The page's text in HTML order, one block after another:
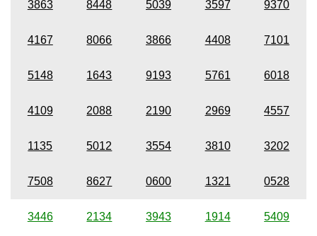
3863 8448 5039 3597 9370
4167 8066 3866 4408 7101
5148 1643 9193 5761 6018
4109 2088 2190 2969 4557
1135 5012 3554 3810 3202
7508 8627 0600 1321 0528
3446 2134 3943 1914 5409